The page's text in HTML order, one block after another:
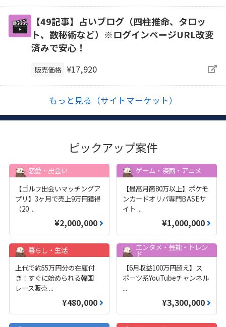
【49記事】占いブログ（四柱推命、タロッ
ト、数秘術など）※ログインページURL改変
済みで安心！
販売価格 ¥17,920
もっと見る（サイトマーケット）
ピックアップ案件
恋愛・出会い
【ゴルフ出会いマッチングア
プリ】3ヶ月で売上9万円獲得
（20 ...
¥2,000,000
ゲーム・漫画・アニメ
【最高月商80万以上】ポケモ
ンカードオリパ専門BASEサ
イト ...
¥1,000,000
暮らし・生活
上代で約55万円分の在庫付
き！すぐに始められる韓国
レース販売 ...
¥480,000
エンタメ・芸能・トレン
ド
【6月収益100万円超え】ス
ポーツ系YouTubeチャンネル
...
¥3,300,000